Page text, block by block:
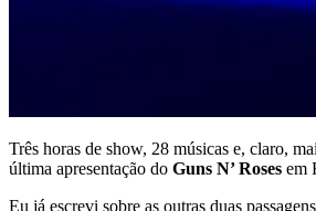
Três horas de show, 28 músicas e, claro,
última apresentação do Guns N’ Roses em
Eu já escrevi sobre as outras duas